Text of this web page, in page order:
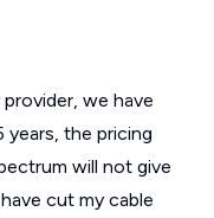
we have
years, the pricing
will not give
cut my cable